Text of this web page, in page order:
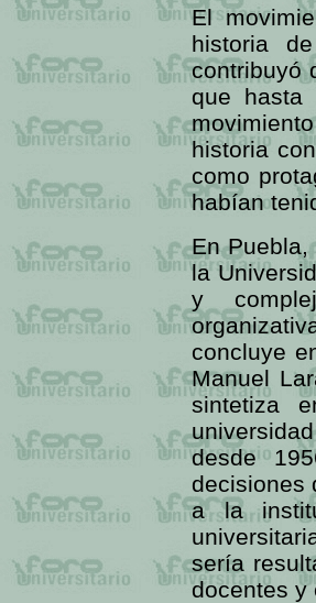
El
historia
contribuyó
que hasta
historia
como
habían
En
la
y
concluye
Manuel
sintetiza
desde
decisiones
a la
sería
docentes y